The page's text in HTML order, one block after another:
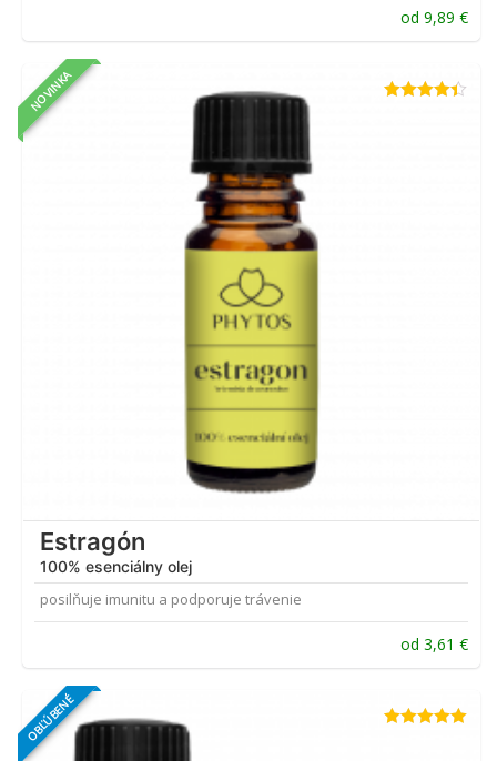
od 9,89 €
NOVINKA
Estragón
100% esenciálny olej
posilňuje imunitu a podporuje trávenie
od 3,61 €
OBĽÚBENÉ